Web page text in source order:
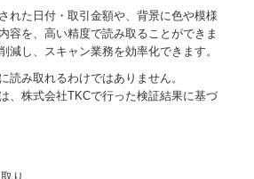
れた日付・取引金額や、背景に色や模様
容を、高い精度で読み取ることができま
減し、スキャン業務を効率化できます。
読み取れるわけではありません。
、株式会社TKCで⾏った検証結果に基づ